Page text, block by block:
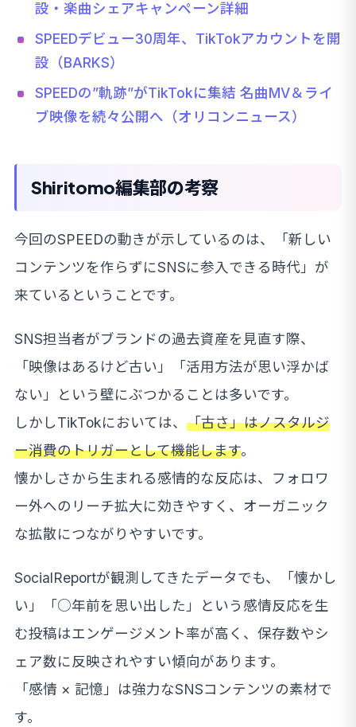
設・楽曲シェアキャンペーン詳細
SPEEDデビュー30周年、TikTokアカウントを開
設（BARKS）
SPEEDの”軌跡”がTikTokに集結 名曲MV＆ライ
ブ映像を続々公開へ（オリコンニュース）
Shiritomo編集部の考察
今回のSPEEDの動きが示しているのは、「新しい
コンテンツを作らずにSNSに参入できる時代」が
来ているということです。
SNS担当者がブランドの過去資産を見直す際、
「映像はあるけど古い」「活用方法が思い浮かば
ない」という壁にぶつかることは多いです。
しかしTikTokにおいては、 「古さ」はノスタルジ
ー消費のトリガーとして機能します。
懐かしさから生まれる感情的な反応は、フォロワ
ー外へのリーチ拡大に効きやすく、オーガニック
な拡散につながりやすいです。
SocialReportが観測してきたデータでも、「懐かし
い」「○年前を思い出した」という感情反応を生
む投稿はエンゲージメント率が高く、保存数やシ
ェア数に反映されやすい傾向があります。
「感情 × 記憶」は強力なSNSコンテンツの素材で
す。